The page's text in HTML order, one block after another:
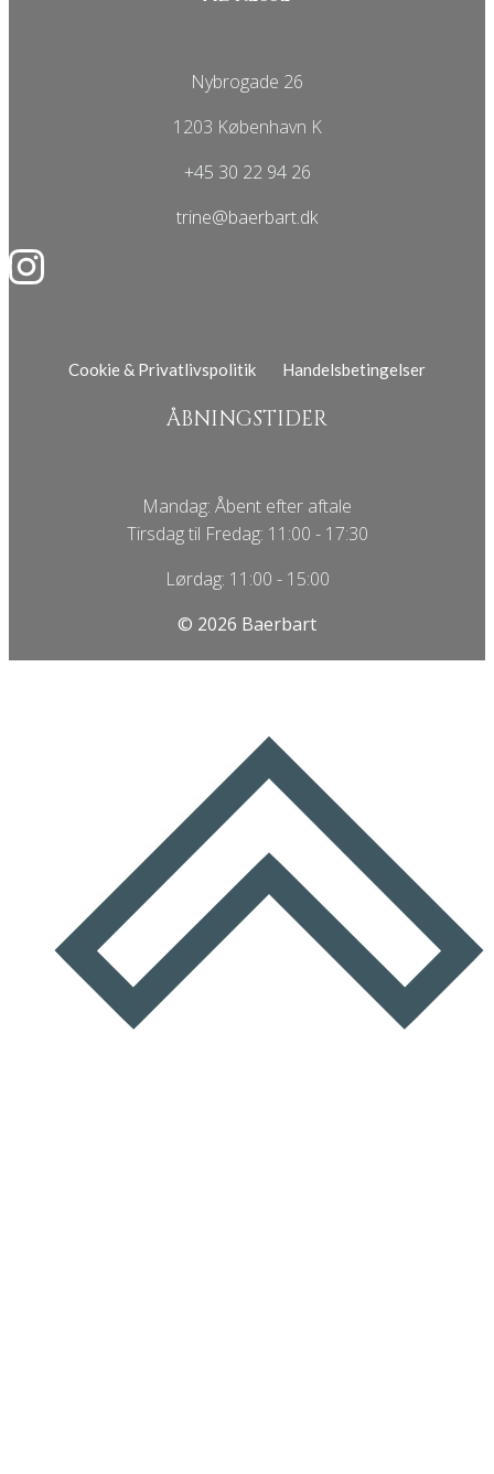
Nybrogade 26
1203 København K
+45 30 22 94 26
trine@baerbart.dk
Cookie & Privatlivspolitik Handelsbetingelser
ÅBNINGSTIDER
Mandag: Åbent efter aftale
Tirsdag til Fredag: 11:00 - 17:30
Lørdag: 11:00 - 15:00
© 2026 Baerbart